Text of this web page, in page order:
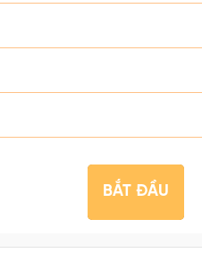
BẮT ĐẦU